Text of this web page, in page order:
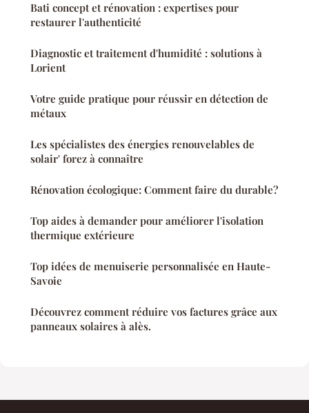
Bati concept et rénovation : expertises pour
restaurer l'authenticité
Diagnostic et traitement d'humidité : solutions à
Lorient
Votre guide pratique pour réussir en détection de
métaux
Les spécialistes des énergies renouvelables de
solair' forez à connaître
Rénovation écologique: Comment faire du durable?
Top aides à demander pour améliorer l'isolation
thermique extérieure
Top idées de menuiserie personnalisée en Haute-
Savoie
Découvrez comment réduire vos factures grâce aux
panneaux solaires à alès.